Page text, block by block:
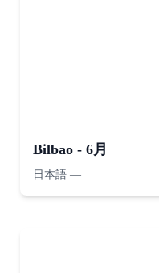
Bilbao - 6月
日本語 —